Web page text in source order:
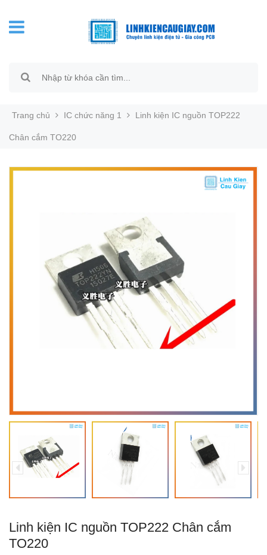
Trang chủ IC chức năng 1 Linh kiện IC nguồn TOP222
Chân cắm TO220
Linh kiện IC nguồn TOP222 Chân cắm
TO220